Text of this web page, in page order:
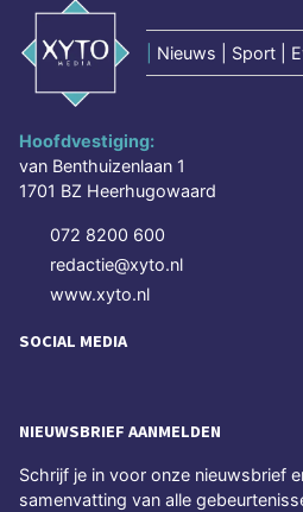
Nieuws | Sport |
Hoofdvestiging:
van Benthuizenlaan 1
1701 BZ Heerhugowaard
072 8200 600
redactie@xyto.nl
www.xyto.nl
SOCIAL MEDIA
NIEUWSBRIEF AANMELDEN
Schrijf je in voor onze nieuwsbrief
samenvatting van alle